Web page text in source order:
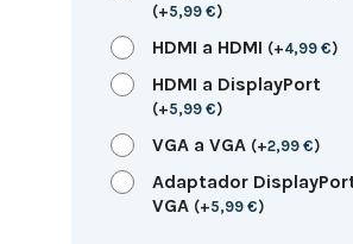
(+5,99 €)
HDMI a HDMI (+4,99 €)
HDMI a DisplayPort
(+5,99 €)
VGA a VGA (+2,99 €)
Adaptador
VGA (+5,99 €)